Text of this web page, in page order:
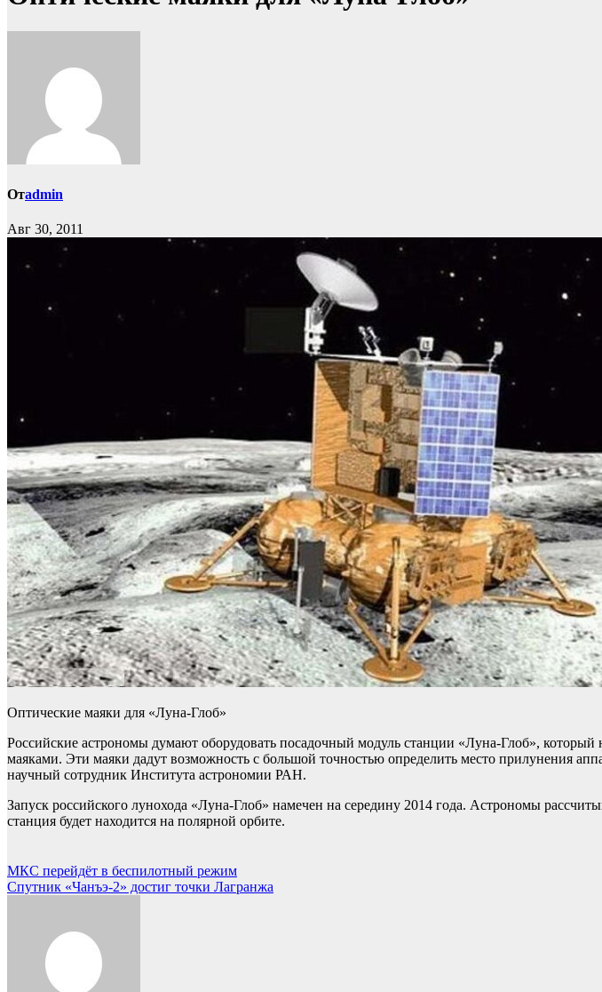
Отadmin
Авг 30, 2011
Оптические маяки для «Луна-Глоб»
Российские астрономы думают оборудовать посадочный модуль станции «Луна-Глоб»,
маяками. Эти маяки дадут возможность с большой точностью определить место прилунения
научный сотрудник Института астрономии РАН.
Запуск российского лунохода «Луна-Глоб» намечен на середину 2014 года. Астрономы
станция будет находится на полярной орбите.
Навигация
по
МКС перейдёт в беспилотный режим
Спутник «Чанъэ-2» достиг точки Лагранжа